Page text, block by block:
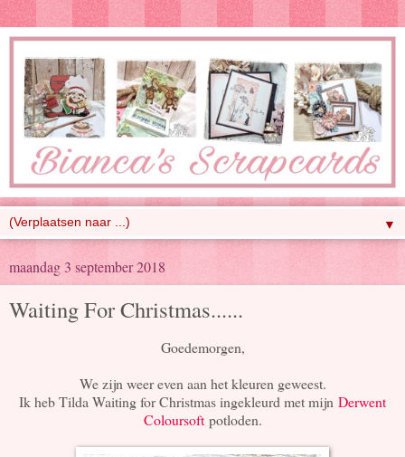
▼
maandag 3 september 2018
Waiting For Christmas......
Goedemorgen,
We zijn weer even aan het kleuren geweest.
Ik heb Tilda Waiting for Christmas ingekleurd met mijn Derwent
Coloursoftpotloden.